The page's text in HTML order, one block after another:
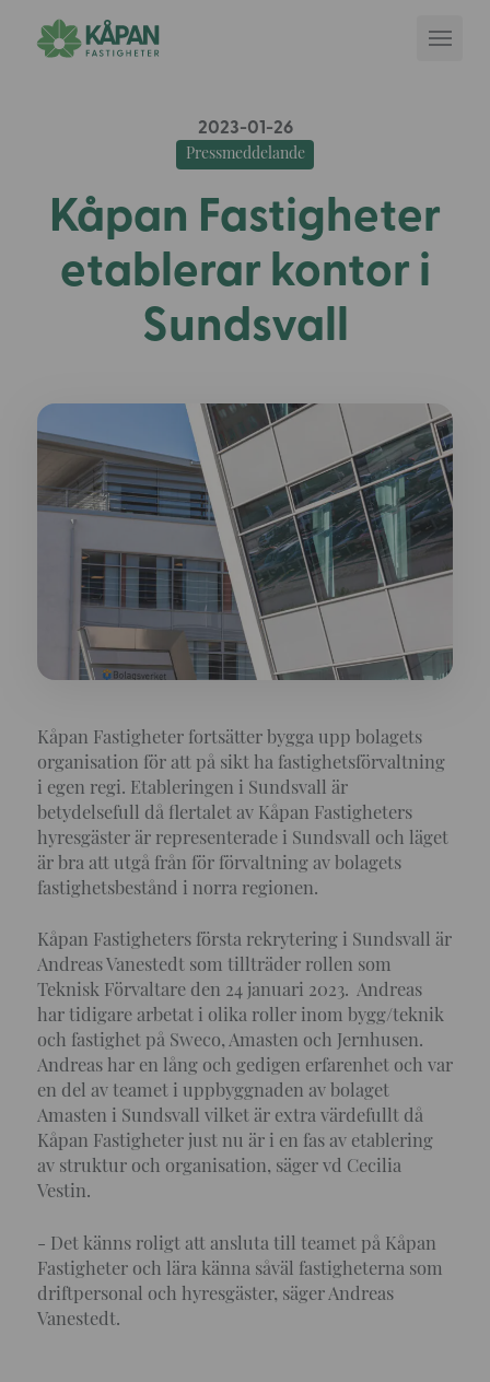
Pressmeddelande
2023-01-26
Kåpan Fastigheter
etablerar kontor i
Sundsvall
Kåpan Fastigheter fortsätter bygga upp bolagets
organisation för att på sikt ha fastighetsförvaltning
i egen regi. Etableringen i Sundsvall är
betydelsefull då flertalet av Kåpan Fastigheters
hyresgäster är representerade i Sundsvall och läget
är bra att utgå från för förvaltning av bolagets
fastighetsbestånd i norra regionen.
Kåpan Fastigheters första rekrytering i Sundsvall är
Andreas Vanestedt som tillträder rollen som
Teknisk Förvaltare den 24 januari 2023. Andreas
har tidigare arbetat i olika roller inom bygg/teknik
och fastighet på Sweco, Amasten och Jernhusen.
Andreas har en lång och gedigen erfarenhet och var
en del av teamet i uppbyggnaden av bolaget
Amasten i Sundsvall vilket är extra värdefullt då
Kåpan Fastigheter just nu är i en fas av etablering
av struktur och organisation, säger vd Cecilia
Vestin.
- Det känns roligt att ansluta till teamet på Kåpan
Fastigheter och lära känna såväl fastigheterna som
driftpersonal och hyresgäster, säger Andreas
Vanestedt.